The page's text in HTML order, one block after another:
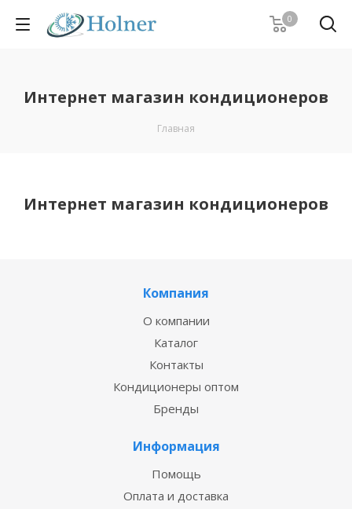
0
Интернет магазин кондиционеров
Главная
Интернет магазин кондиционеров
Компания
О компании
Каталог
Контакты
Кондиционеры оптом
Бренды
Информация
Помощь
Оплата и доставка